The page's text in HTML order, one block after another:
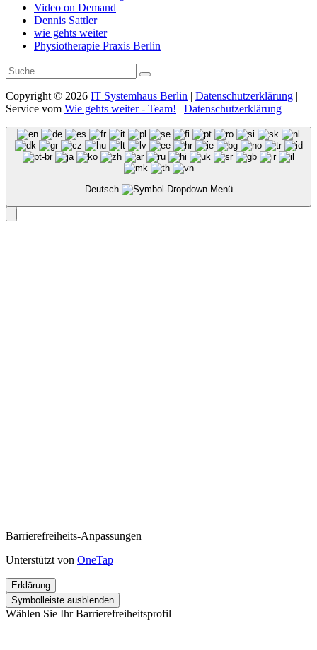
Video on Demand
Dennis Sattler
wie gehts weiter
Physiotherapie Praxis Berlin
Suche
auf
Versicherung-
Aktuell.de:
Suche
Copyright © 2026 IT Systemhaus Berlin | Datenschutzerklärung |
Service vom Wie gehts weiter - Team! | Datenschutzerklärung
Deutsch
Barrierefreiheits-Anpassungen
Unterstützt von OneTap
Erklärung
Symbolleiste ausblenden
Wählen Sie Ihr Barrierefreiheitsprofil